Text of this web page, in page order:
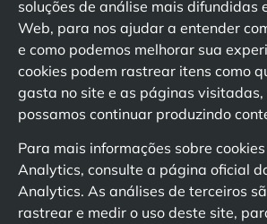
soluções de análise mais difundidas
Web, para nos ajudar a entender
e como podemos melhorar sua
cookies podem rastrear itens como
gasta no site e as páginas visitadas,
possamos continuar produzindo
Para mais informações sobre
Analytics, consulte a página oficial
Analytics. As análises de terceiros
rastrear e medir o uso deste site,